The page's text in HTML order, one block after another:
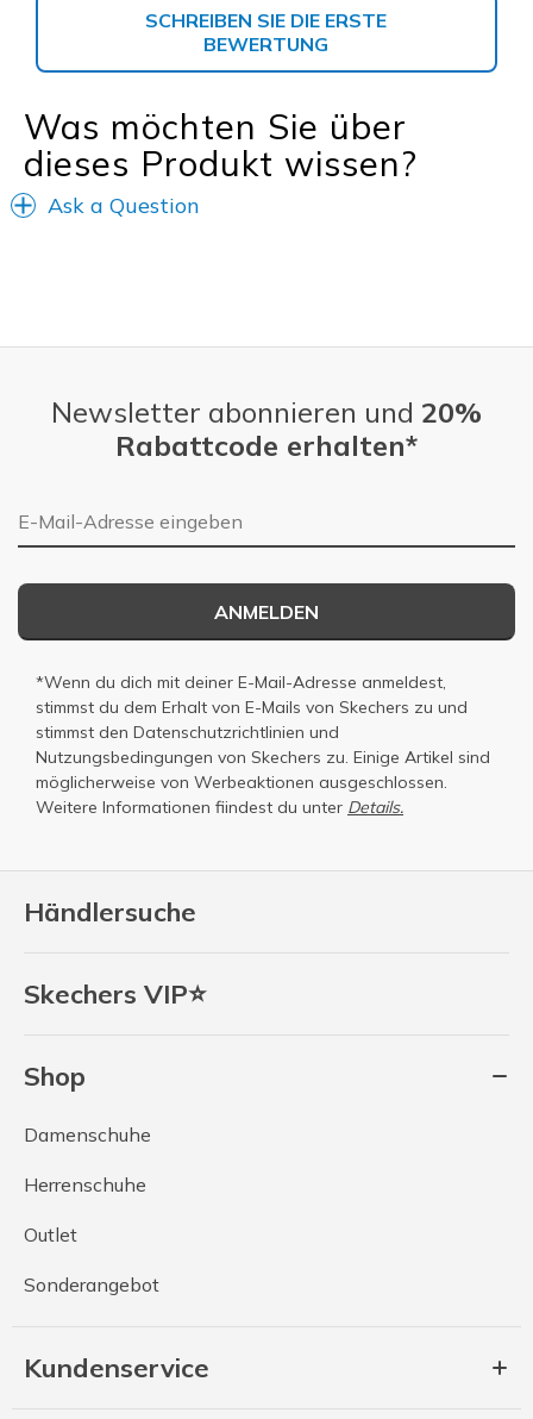
SCHREIBEN SIE DIE ERSTE
BEWERTUNG
Was möchten Sie über
dieses Produkt wissen?
Ask a Question
Händlersuche
Skechers VIP⭐
Shop
Damenschuhe
Herrenschuhe
Outlet
Sonderangebot
Kundenservice
Newsletter abonnieren und 20%
Rabattcode erhalten*
E-Mail-Adresse
ANMELDEN
*Wenn du dich mit deiner E-Mail-Adresse anmeldest,
stimmst du dem Erhalt von E-Mails von Skechers zu und
stimmst den Datenschutzrichtlinien und
Nutzungsbedingungen von Skechers zu. Einige Artikel sind
möglicherweise von Werbeaktionen ausgeschlossen.
Weitere Informationen fiindest du unter Details.